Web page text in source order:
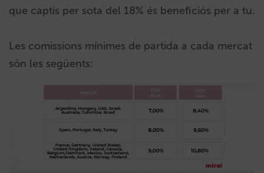
que captis per sota del 18% és beneficiós per a tu.
Les comissions mínimes de partida a cada mercat
són les següents: